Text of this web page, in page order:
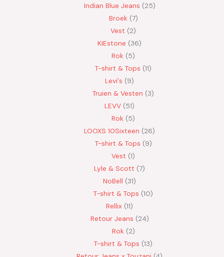
Indian Blue Jeans 25
Broek 7
Vest
2
KIEstone
36
Rok
5
T-shirt & Tops 11
Levi's
9
Truien & Vesten
3
LEVV 51
Rok
5
LOOXS 10Sixteen
26
T-shirt & Tops 9
Vest 1
Lyle & Scott 7
NoBell
31
T-shirt & Tops 10
Rellix 11
Retour Jeans 24
Rok 2
T-shirt & Tops 13